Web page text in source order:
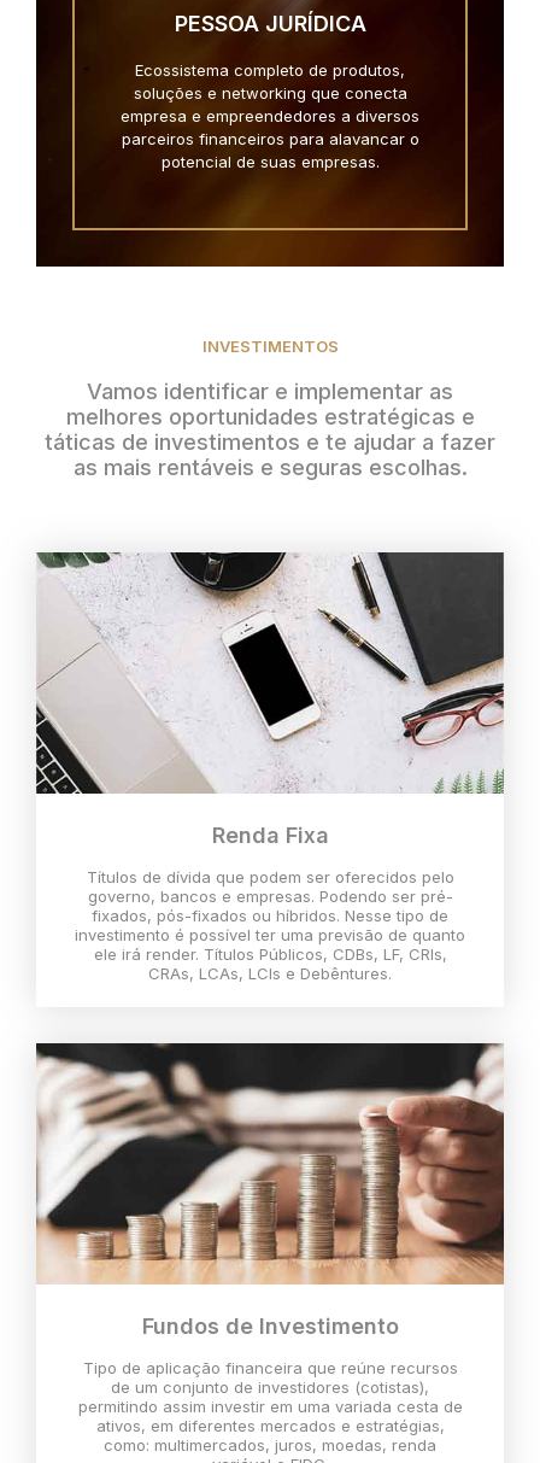
PESSOA JURÍDICA
Ecossistema completo de produtos,
soluções e networking que conecta
empresa e empreendedores a diversos
parceiros financeiros para alavancar o
potencial de suas empresas.
INVESTIMENTOS
Vamos identificar e implementar as
melhores oportunidades estratégicas e
táticas de investimentos e te ajudar a fazer
as mais rentáveis e seguras escolhas.
Renda Fixa
Títulos de dívida que podem ser oferecidos pelo
governo, bancos e empresas. Podendo ser pré-
fixados, pós-fixados ou híbridos. Nesse tipo de
investimento é possível ter uma previsão de quanto
ele irá render. Títulos Públicos, CDBs, LF, CRIs,
CRAs, LCAs, LCIs e Debêntures.
Fundos de Investimento
Tipo de aplicação financeira que reúne recursos
de um conjunto de investidores (cotistas),
permitindo assim investir em uma variada cesta de
ativos, em diferentes mercados e estratégias,
como: multimercados, juros, moedas, renda